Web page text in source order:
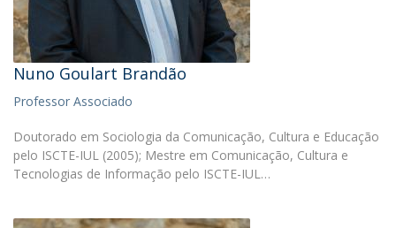
Nuno Goulart Brandão
Professor Associado
Doutorado em Sociologia da Comunicação, Cultura e Educação
pelo ISCTE-IUL (2005); Mestre em Comunicação, Cultura e
Tecnologias de Informação pelo ISCTE-IUL…